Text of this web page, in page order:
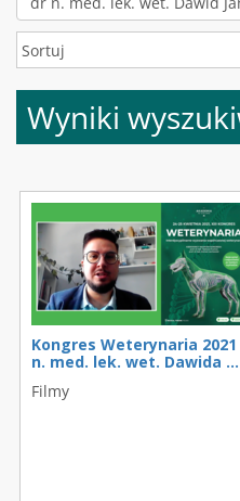
Wyniki
Kongres Weterynaria
n. med. lek. wet. Dawida ...
Filmy